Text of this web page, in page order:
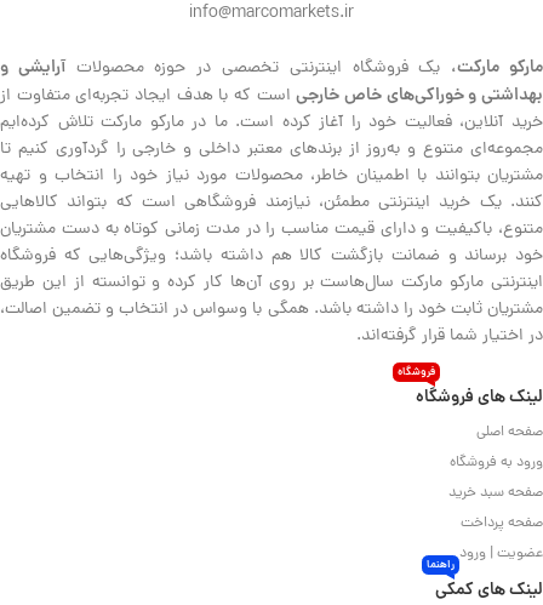
info@marcomarkets.ir
مارکو مارکت، یک فروشگاه اینترنتی تخصصی در حوزه محصولاتآرایشی و
بهداشتی و خوراکی‌های خاص خارجیاست که با هدف ایجاد تجربه‌ای متفاوت از
خرید آنلاین، فعالیت خود را آغاز کرده است. ما در مارکو مارکت تلاش کرده‌ایم
مجموعه‌ای متنوع و به‌روز از برندهای معتبر داخلی و خارجی را گردآوری کنیم تا
مشتریان بتوانند با اطمینان خاطر، محصولات مورد نیاز خود را انتخاب و تهیه
کنند. یک خرید اینترنتی مطمئن، نیازمند فروشگاهی است که بتواند کالاهایی
متنوع، باکیفیت و دارای قیمت مناسب را در مدت زمانی کوتاه به دست مشتریان
خود برساند و ضمانت بازگشت کالا هم داشته باشد؛ ویژگی‌هایی که فروشگاه
اینترنتی مارکو مارکت سال‌هاست بر روی آن‌ها کار کرده و توانسته از این طریق
مشتریان ثابت خود را داشته باشد. همگی با وسواس در انتخاب و تضمین اصالت،
در اختیار شما قرار گرفته‌اند.
لینک های فروشگاه
فروشگاه
صفحه اصلی
ورود به فروشگاه
صفحه سبد خرید
صفحه پرداخت
عضویت | ورود
لینک های کمکی
راهنما